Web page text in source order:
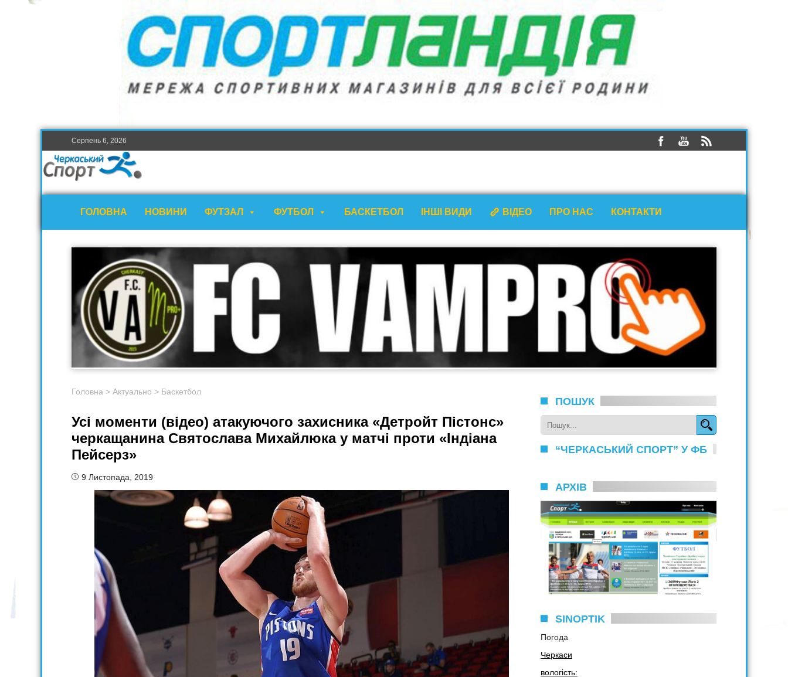
Серпень 6, 2026
ГОЛОВНА НОВИНИ ФУТЗАЛ ФУТБОЛ БАСКЕТБОЛ ІНШІ ВИДИ ВІДЕО ПРО НАС КОНТАКТИ
Головна > Актуально > Баскетбол
Усі моменти (відео) атакуючого захисника «Детройт Пістонс»
черкащанина Святослава Михайлюка у матчі проти «Індіана
Пейсерз»
9 Листопада, 2019
ПОШУК
“ЧЕРКАСЬКИЙ СПОРТ” У ФБ
АРХІВ
SINOPTIK
Погода
Черкаси
вологість: